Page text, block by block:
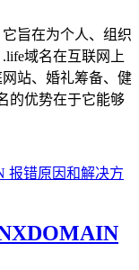
旨在为个人、组织
域名在互联网上
站、婚礼筹备、健
的优势在于它能够